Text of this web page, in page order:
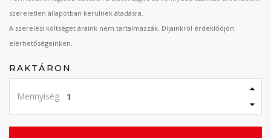
szereletlen állapotban kerülnek átadásra.
A szerelési költséget áraink nem tartalmazzák. Díjainkról érdeklődjön
elérhetőségeinken.
RAKTÁRON
Mennyiség